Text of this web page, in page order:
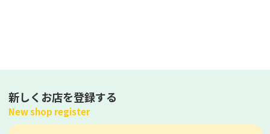
新しくお店を登録する
New shop register